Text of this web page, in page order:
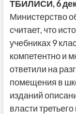
ТБИЛИСИ,6
Министерство
считает, что
учебниках 9
компетентно и
ответили на
помещения в
изданий
власти